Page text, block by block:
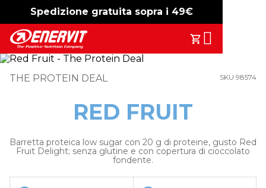
Spedizione gratuita sopra i 49€
-15% free shipping
Il Tuo
Search
THE PROTEIN DEAL SKU 98574
RED FRUIT
Barretta proteica low sugar con 20 g di proteine, gusto Red
Fruit Delight; senza glutine e con copertura di cioccolato
fondente.